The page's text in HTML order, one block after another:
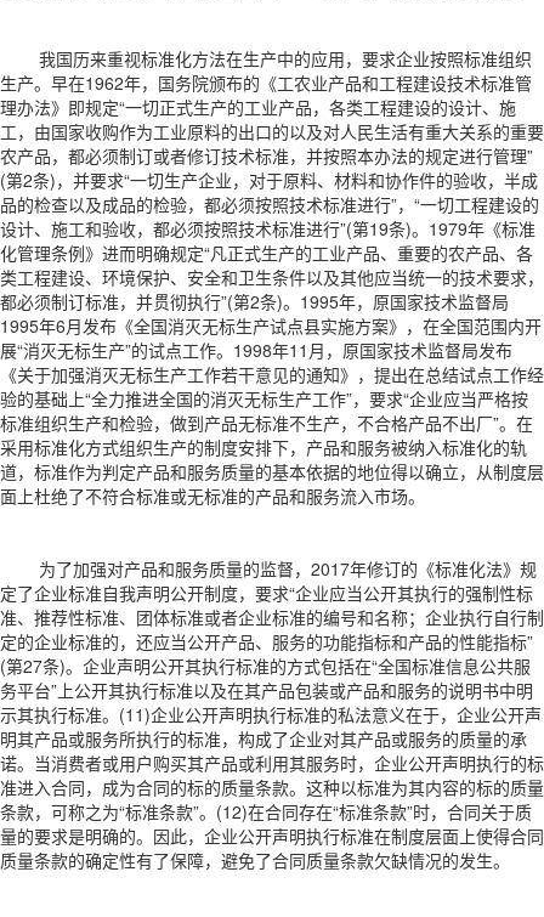
我国历来重视标准化方法在生产中的应用，要求企业按照标准组织
生产。早在1962年，国务院颁布的《工农业产品和工程建设技术标准管
理办法》即规定“一切正式生产的工业产品，各类工程建设的设计、施
工，由国家收购作为工业原料的出口的以及对人民生活有重大关系的重要
农产品，都必须制订或者修订技术标准，并按照本办法的规定进行管理”
(第2条)，并要求“一切生产企业，对于原料、材料和协作件的验收，半成
品的检查以及成品的检验，都必须按照技术标准进行”，“一切工程建设的
设计、施工和验收，都必须按照技术标准进行”(第19条)。1979年《标准
化管理条例》进而明确规定“凡正式生产的工业产品、重要的农产品、各
类工程建设、环境保护、安全和卫生条件以及其他应当统一的技术要求，
都必须制订标准，并贯彻执行”(第2条)。1995年，原国家技术监督局
1995年6月发布《全国消灭无标生产试点县实施方案》，在全国范围内开
展“消灭无标生产”的试点工作。1998年11月，原国家技术监督局发布
《关于加强消灭无标生产工作若干意见的通知》，提出在总结试点工作经
验的基础上“全力推进全国的消灭无标生产工作”，要求“企业应当严格按
标准组织生产和检验，做到产品无标准不生产，不合格产品不出厂”。在
采用标准化方式组织生产的制度安排下，产品和服务被纳入标准化的轨
道，标准作为判定产品和服务质量的基本依据的地位得以确立，从制度层
面上杜绝了不符合标准或无标准的产品和服务流入市场。
为了加强对产品和服务质量的监督，2017年修订的《标准化法》规
定了企业标准自我声明公开制度，要求“企业应当公开其执行的强制性标
准、推荐性标准、团体标准或者企业标准的编号和名称；企业执行自行制
定的企业标准的，还应当公开产品、服务的功能指标和产品的性能指标”
(第27条)。企业声明公开其执行标准的方式包括在“全国标准信息公共服
务平台”上公开其执行标准以及在其产品包装或产品和服务的说明书中明
示其执行标准。(11)企业公开声明执行标准的私法意义在于，企业公开声
明其产品或服务所执行的标准，构成了企业对其产品或服务的质量的承
诺。当消费者或用户购买其产品或利用其服务时，企业公开声明执行的标
准进入合同，成为合同的标的质量条款。这种以标准为其内容的标的质量
条款，可称之为“标准条款”。(12)在合同存在“标准条款”时，合同关于质
量的要求是明确的。因此，企业公开声明执行标准在制度层面上使得合同
质量条款的确定性有了保障，避免了合同质量条款欠缺情况的发生。